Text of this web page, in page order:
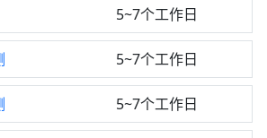
5~7个工作日
5~7个工作日
5~7个工作日